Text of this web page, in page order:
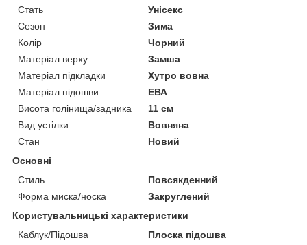
Стать
Унісекс
Сезон
Зима
Колір
Чорний
Матеріал верху
Замша
Матеріал підкладки
Хутро вовна
Матеріал підошви
ЕВА
Висота голінища/задника
11 см
Вид устілки
Вовняна
Стан
Новий
Основні
Стиль
Повсякденний
Форма миска/носка
Закруглений
Користувальницькі характеристики
Каблук/Підошва
Плоска підошва